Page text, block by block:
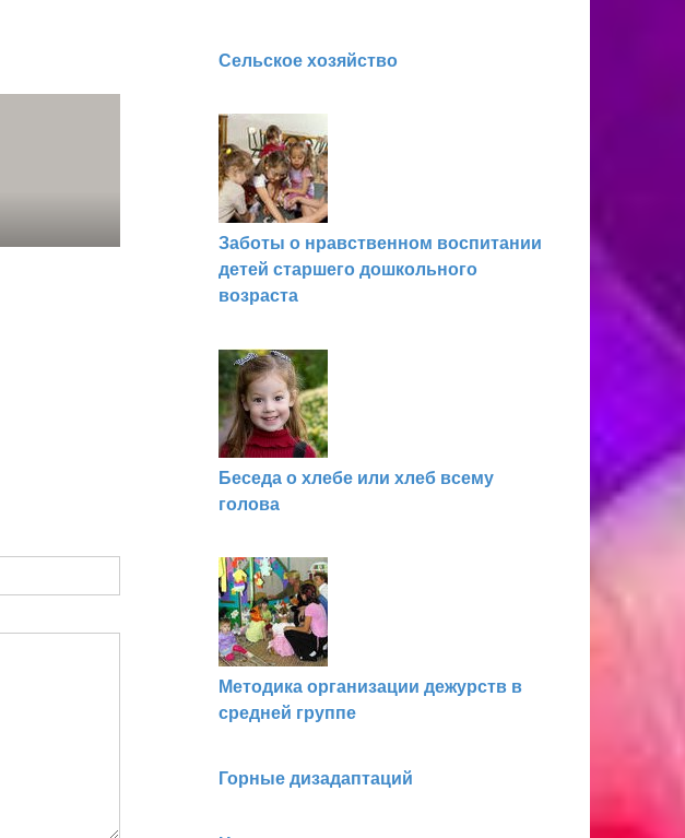
Сельское хозяйство
Заботы о нравственном воспитании
детей старшего дошкольного
возраста
Беседа о хлебе или хлеб всему
голова
Методика организации дежурств в
средней группе
Горные дизадаптаций